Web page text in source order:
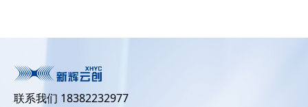
联系我们 18382232977